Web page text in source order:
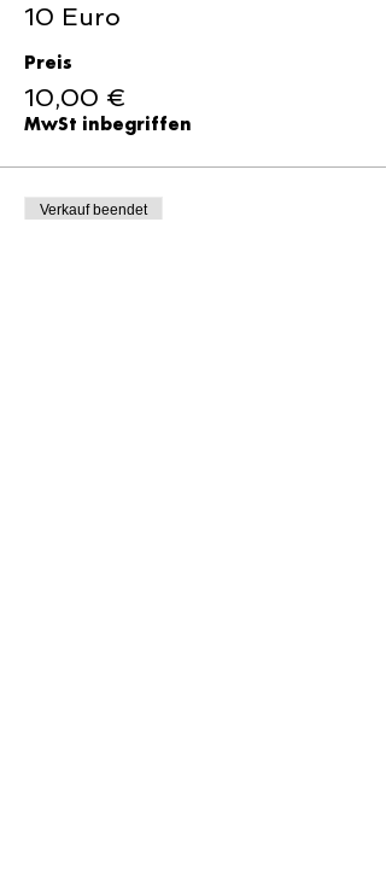
10 Euro
Preis
10,00 €
MwSt inbegriffen
Verkauf beendet